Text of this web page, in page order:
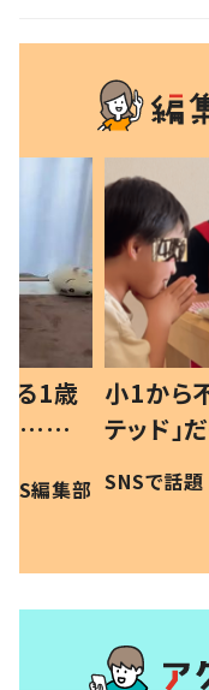
る1歳
…母
現行
編集部
小1から
テッド」
食”を
和の親
SNSで話題